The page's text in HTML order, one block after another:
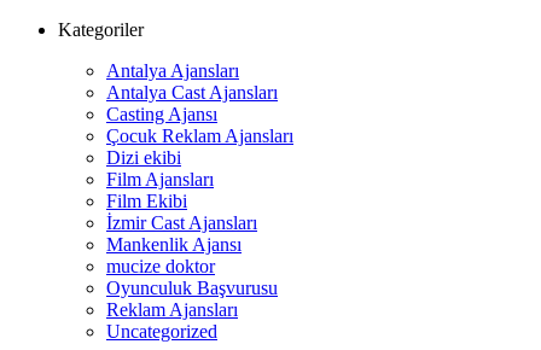
Kategoriler
Antalya Ajansları
Antalya Cast Ajansları
Casting Ajansı
Çocuk Reklam Ajansları
Dizi ekibi
Film Ajansları
Film Ekibi
İzmir Cast Ajansları
Mankenlik Ajansı
mucize doktor
Oyunculuk Başvurusu
Reklam Ajansları
Uncategorized